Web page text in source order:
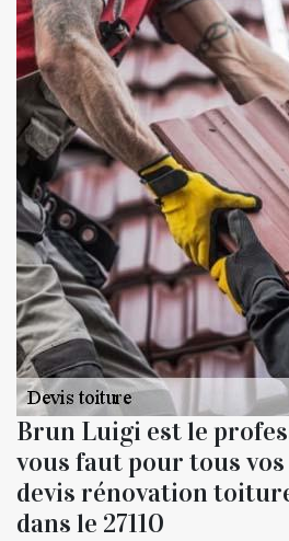
Brun Luigi est le
vous faut pour tous
devis rénovation
dans le 27110